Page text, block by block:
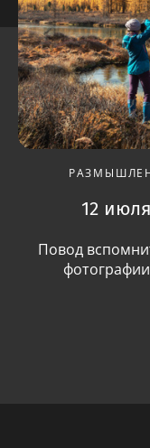
12
Повод